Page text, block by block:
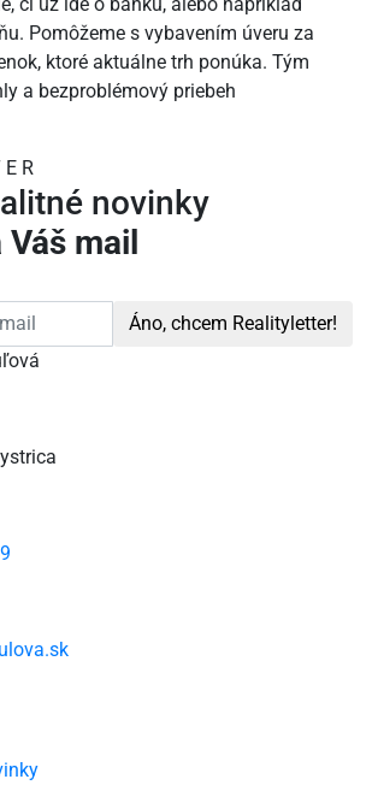
Pomôžeme s vybavením úveru za
ktoré aktuálne trh ponúka. Tým
a bezproblémový priebeh
E R
novinky
mail
Áno, chcem Realityletter!